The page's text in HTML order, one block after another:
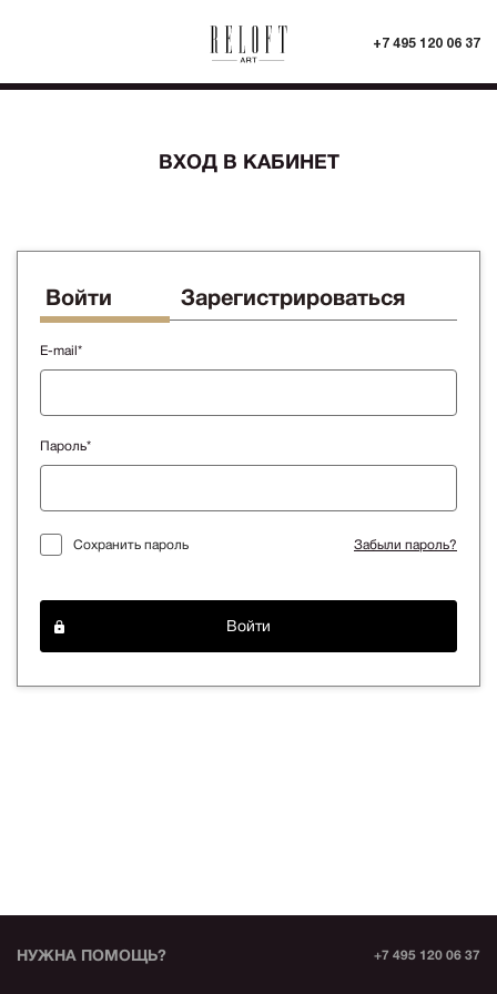
+7 495 120 06 37
ВХОД В КАБИНЕТ
Войти Зарегистрироваться
E-mail*
Пароль*
Сохранить пароль Забыли пароль?
Войти
НУЖНА ПОМОЩЬ? +7 495 120 06 37